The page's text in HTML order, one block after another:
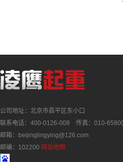
公司地址：北京市昌平区东小口
联系电话：400-0126-008 传真：010-
邮箱：beijinglingying@126.com
邮编：102200 网站地图